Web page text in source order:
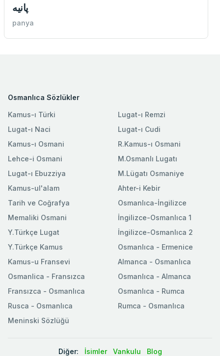
پانيه
panya
Osmanlıca Sözlükler
Kamus-ı Türki
Lugat-ı Naci
Kamus-ı Osmani
Lehce-i Osmani
Lugat-ı Ebuzziya
Lugat-ı Remzi
Lugat-ı Cudi
R.Kamus-ı Osmani
M.Osmanlı Lugatı
M.Lügatı Osmaniye
Kamus-ul'alam
Tarih ve Coğrafya
Memaliki Osmani
Y.Türkçe Lugat
Y.Türkçe Kamus
Ahter-i Kebir
Osmanlıca-İngilizce
İngilizce-Osmanlıca 1
İngilizce-Osmanlıca 2
Osmanlıca - Ermenice
Kamus-u Fransevi
Osmanlica - Fransızca
Fransızca - Osmanlıca
Rusca - Osmanlıca
Meninski Sözlüğü
Almanca - Osmanlıca
Osmanlıca - Almanca
Osmanlıca - Rumca
Rumca - Osmanlıca
Diğer: İsimler Vankulu Blog